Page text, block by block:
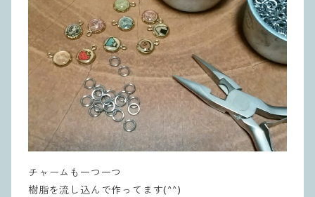
チャームも一つ一つ
樹脂を流し込んで作ってます(^^)